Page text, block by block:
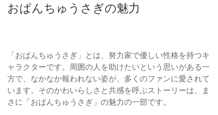
おぱんちゅうさぎの魅力
「おぱんちゅうさぎ」とは、努力家で優しい性格を持つキ
ャラクターです。周囲の人を助けたいという思いがある一
方で、なかなか報われない姿が、多くのファンに愛されて
います。そのかわいらしさと共感を呼ぶストーリーは、ま
さに「おぱんちゅうさぎ」の魅力の一部です。